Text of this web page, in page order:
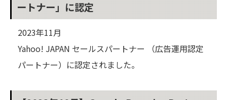
ートナー」に認定
2023年11月
Yahoo! JAPAN セールスパートナー （広告運用認定
パートナー）に認定されました。